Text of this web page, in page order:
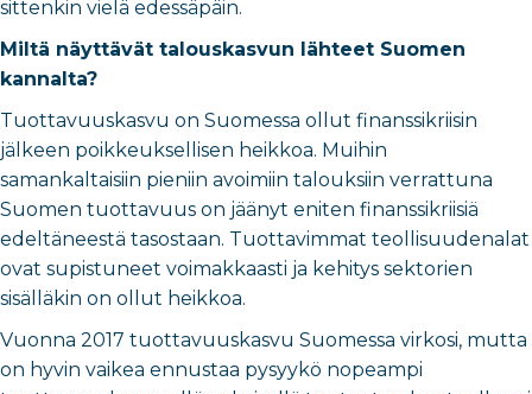
sittenkin vielä edessäpäin.
Miltä näyttävät talouskasvun lähteet Suomen
kannalta?
Tuottavuuskasvu on Suomessa ollut finanssikriisin
jälkeen poikkeuksellisen heikkoa. Muihin
samankaltaisiin pieniin avoimiin talouksiin verrattuna
Suomen tuottavuus on jäänyt eniten finanssikriisiä
edeltäneestä tasostaan. Tuottavimmat teollisuudenalat
ovat supistuneet voimakkaasti ja kehitys sektorien
sisälläkin on ollut heikkoa.
Vuonna 2017 tuottavuuskasvu Suomessa virkosi, mutta
on hyvin vaikea ennustaa pysyykö nopeampi